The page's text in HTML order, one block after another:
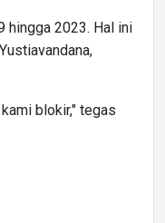
hingga 2023. Hal ini
blokir," tegas